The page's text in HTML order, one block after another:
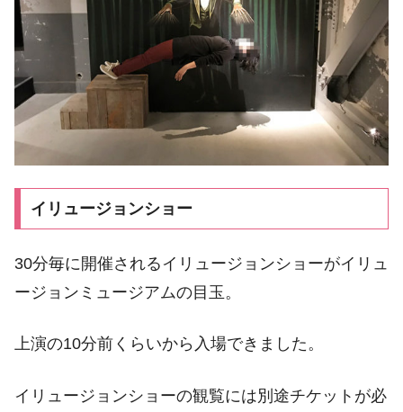
イリュージョンショー
30分毎に開催されるイリュージョンショーがイリュ
ージョンミュージアムの目玉。
上演の10分前くらいから入場できました。
イリュージョンショーの観覧には別途チケットが必